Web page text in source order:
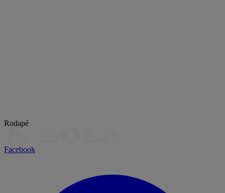
Rodapé
Facebook